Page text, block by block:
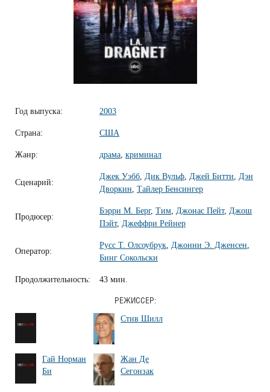
Год выпуска: 2003
Страна: США
Жанр: драма криминал
Сценарий:
Джек Уэбб Дик Вульф Джей Битти
Дэн
Дворкин Тайлер Бенсингер
Продюсер:
Бэрри М. Берг, Тим Джонас Пейт, Джош
Пэйт, Джеффри Рейнер
Оператор:
Русс Т. Олсоубрук Джонни Э. Дженсен
Бинг Сокольски
Продолжительность: 43 мин.
РЕЖИССЕР:
Стив Шилл
Гай Норман
Би
Жан Де
Сегонзак